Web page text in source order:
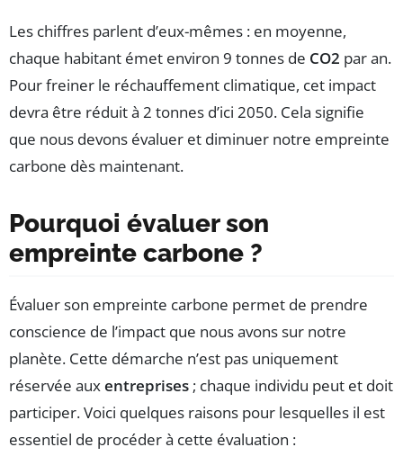
Les chiffres parlent d’eux-mêmes : en moyenne,
chaque habitant émet environ 9 tonnes de CO2 par an.
Pour freiner le réchauffement climatique, cet impact
devra être réduit à 2 tonnes d’ici 2050. Cela signifie
que nous devons évaluer et diminuer notre empreinte
carbone dès maintenant.
Pourquoi évaluer son
empreinte carbone ?
Évaluer son empreinte carbone permet de prendre
conscience de l’impact que nous avons sur notre
planète. Cette démarche n’est pas uniquement
réservée auxentreprises ; chaque individu peut et doit
participer. Voici quelques raisons pour lesquelles il est
essentiel de procéder à cette évaluation :